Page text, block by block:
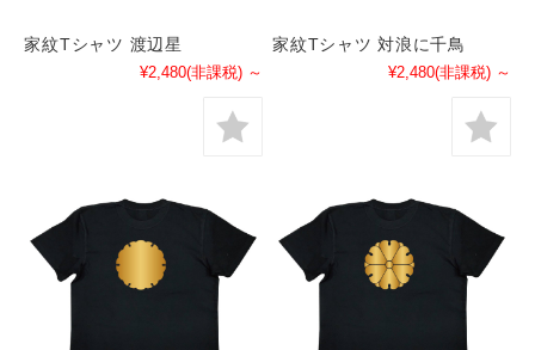
家紋Tシャツ 渡辺星
¥2,480(非課税) ～
家紋Tシャツ 対浪に千鳥
¥2,480(非課税) ～